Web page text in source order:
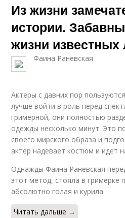
Из жизни
истории.
жизни
Фаина Раневская
Актеры с давних пор
лучше войти в роль перед
гримерной, они полностью
одежды несколько минут. Это
своего мирского образа и
актер надевает костюм и идет
Однажды Фаина Раневская
этот метод, стояла в гримерке
абсолютно голая и курила.
Читать дальше →